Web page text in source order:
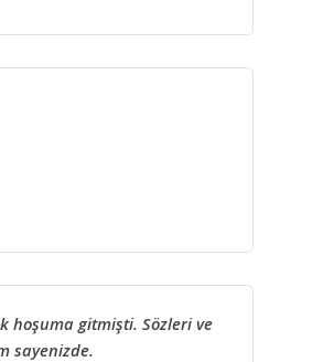
hoşuma gitmişti. Sözleri ve
sayenizde.